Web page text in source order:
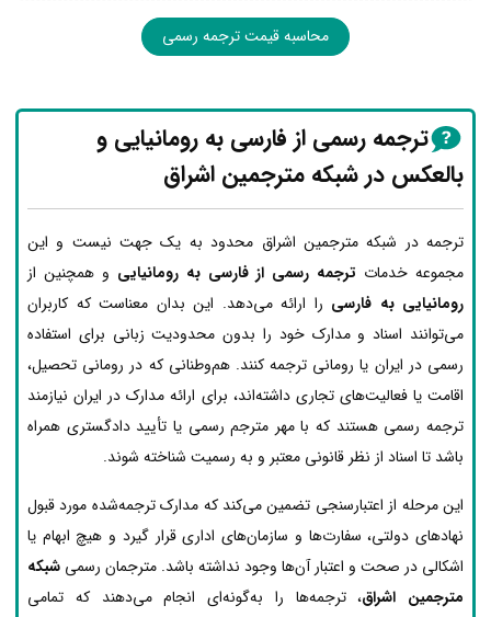
محاسبه قیمت ترجمه رسمی
ترجمه رسمی از فارسی به رومانیایی و
بالعکس در شبکه مترجمین اشراق
ترجمه در شبکه مترجمین اشراق محدود به یک جهت نیست و این
مجموعه خدمات ترجمه رسمی از فارسی به رومانیایی و همچنین از
رومانیایی به فارسی را ارائه می‌دهد. این بدان معناست که کاربران
می‌توانند اسناد و مدارک خود را بدون محدودیت زبانی برای استفاده
رسمی در ایران یا رومانی ترجمه کنند. هم‌وطنانی که در رومانی تحصیل،
اقامت یا فعالیت‌های تجاری داشته‌اند، برای ارائه مدارک در ایران نیازمند
ترجمه رسمی هستند که با مهر مترجم رسمی یا تأیید دادگستری همراه
باشد تا اسناد از نظر قانونی معتبر و به رسمیت شناخته شوند.
این مرحله از اعتبارسنجی تضمین می‌کند که مدارک ترجمه‌شده مورد قبول
نهادهای دولتی، سفارت‌ها و سازمان‌های اداری قرار گیرد و هیچ ابهام یا
اشکالی در صحت و اعتبار آن‌ها وجود نداشته باشد. مترجمان رسمی شبکه
مترجمین اشراق، ترجمه‌ها را به‌گونه‌ای انجام می‌دهند که تمامی